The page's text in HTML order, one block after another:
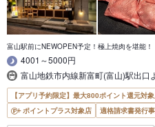
富山駅前にNEWOPEN予定！極上焼肉を堪能！
4001～5000円
富山地鉄市内線新富町(富山)駅出口
【アプリ予約限定】最大800ポイント還元対
ポイントプラス対象店
適格請求書発行